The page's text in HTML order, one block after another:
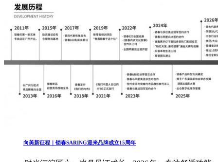
向美新征程｜锁春SARING迎来品牌成立15周年